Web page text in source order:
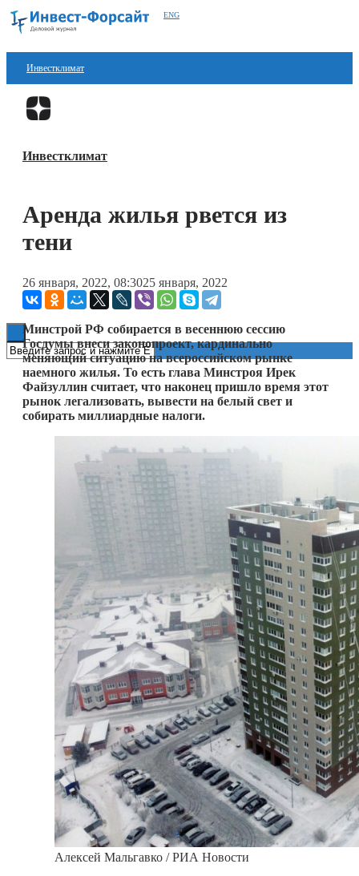
ENG
Инвестклимат
Финансы
Блокчейн
Технологии
Книги
Инвестклимат
Аренда жилья рвется из
тени
26 января, 2022, 08:3025 января, 2022
Минстрой РФ собирается в весеннюю сессию
Госдумы внеси законопроект, кардинально
меняющий ситуацию на всероссийском рынке
наемного жилья. То есть глава Минстроя Ирек
Файзуллин считает, что наконец пришло время этот
рынок легализовать, вывести на белый свет и
собирать миллиардные налоги.
Алексей Мальгавко / РИА Новости